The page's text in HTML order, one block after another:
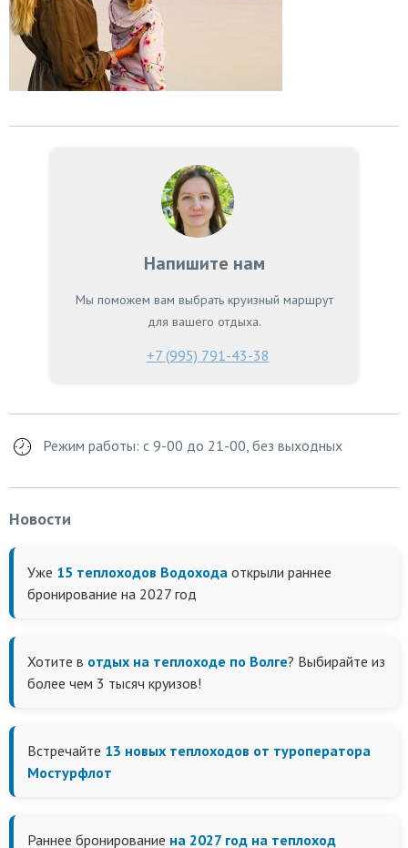
Напишите нам
Мы поможем вам выбрать круизный маршрут
для вашего отдыха.
+7 (995) 791-43-38
Режим работы: с 9-00 до 21-00, без выходных
Новости
Уже 15 теплоходов Водохода открыли раннее
бронирование на 2027 год
Хотите в отдых на теплоходе по Волге? Выбирайте из
более чем 3 тысяч круизов!
Встречайте 13 новых теплоходов от туроператора
Мостурфлот
Раннее бронирование на 2027 год на теплоход